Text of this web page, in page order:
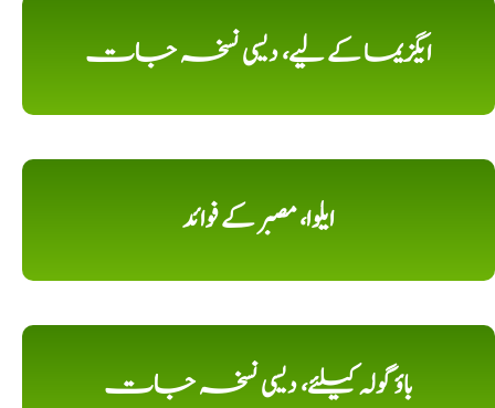
ایگزیما کے لیے، دیسی نسخہ جات
ایلوا، مصبر کے فوائد
باؤ گولہ کیلئے، دیسی نسخہ جات